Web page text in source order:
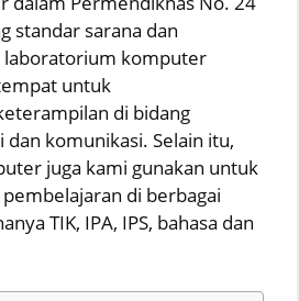
standar sarana dan
laboratorium komputer
untuk
di bidang
komunikasi. Selain itu,
juga kami gunakan untuk
di berbagai
TIK, IPA, IPS, bahasa dan